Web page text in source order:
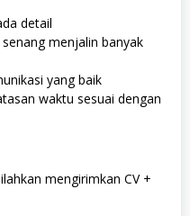
detail
menjalin banyak
yang baik
waktu sesuai dengan
mengirimkan CV +